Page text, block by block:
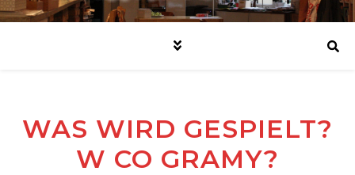
WAS WIRD GESPIELT?
W CO GRAMY?